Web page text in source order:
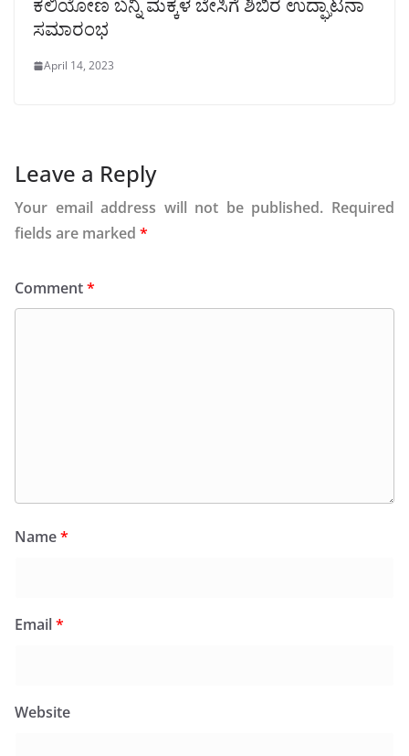
ಕಲಿಯೋಣ ಬನ್ನಿ ಮಕ್ಕಳ ಬೇಸಿಗೆ ಶಿಬಿರ ಉದ್ಘಾಟನಾ
ಸಮಾರಂಭ
April 14, 2023
Leave a Reply
Your email address will not be published. Required
fields are marked *
Comment*
Name*
Email*
Website